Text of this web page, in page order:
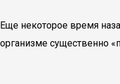
Еще некоторое время
организме существенно